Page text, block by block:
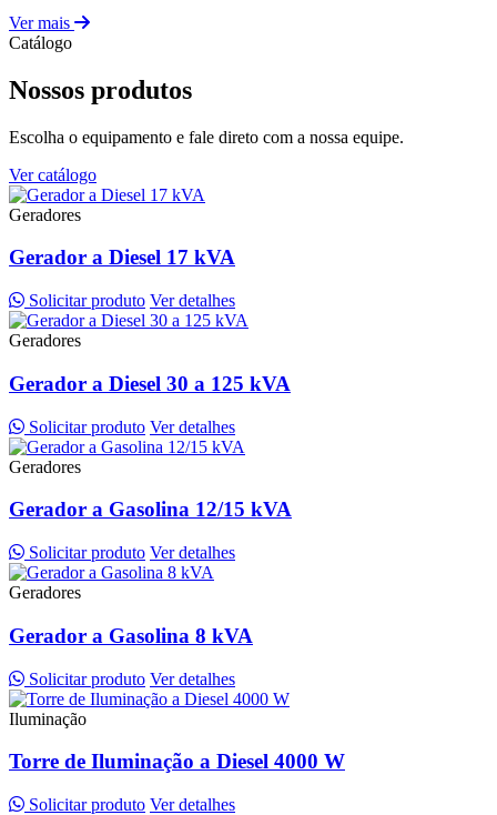
Ver mais
Catálogo
Nossos produtos
Escolha o equipamento e fale direto com a nossa equipe.
Ver catálogo
Geradores
Gerador a Diesel 17 kVA
Solicitar produto Ver detalhes
Geradores
Gerador a Diesel 30 a 125 kVA
Solicitar produto Ver detalhes
Geradores
Gerador a Gasolina 12/15 kVA
Solicitar produto Ver detalhes
Geradores
Gerador a Gasolina 8 kVA
Solicitar produto Ver detalhes
Iluminação
Torre de Iluminação a Diesel 4000 W
Solicitar produto Ver detalhes